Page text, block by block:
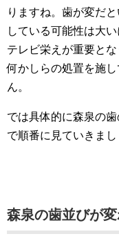
りますね。歯が変だ
している可能性は大
テレビ栄えが重要と
何かしらの処置を施
ん。
では具体的に森泉の
で順番に見ていきまし
森泉の歯並びが